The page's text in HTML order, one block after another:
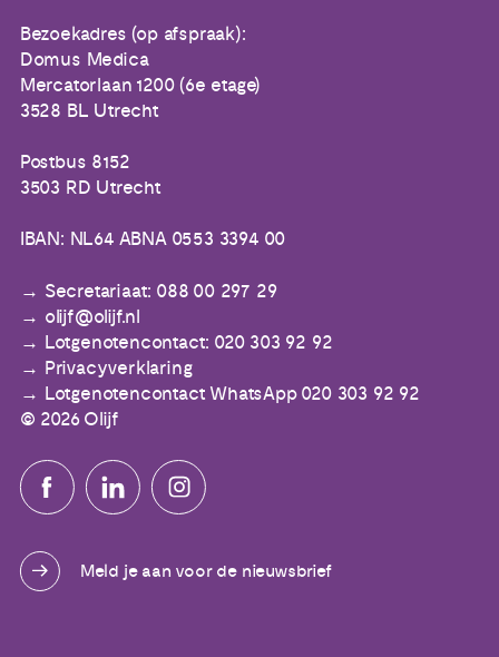
Bezoekadres (op afspraak):
Domus Medica
Mercatorlaan 1200 (6e etage)
3528 BL Utrecht
Postbus 8152
3503 RD Utrecht
IBAN: NL64 ABNA 0553 3394 00
Secretariaat: 088 00 297 29
olijf@olijf.nl
Lotgenotencontact: 020 303 92 92
Privacyverklaring
Lotgenotencontact WhatsApp 020 303 92 92
© 2026 Olijf
Meld je aan voor de nieuwsbrief